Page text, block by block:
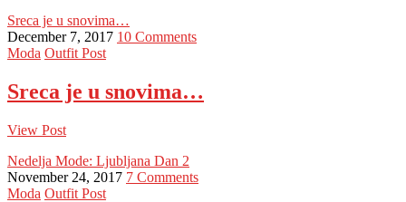
Sreca je u snovima…
December 7, 2017 10 Comments
Moda Outfit Post
Sreca je u snovima…
View Post
Nedelja Mode: Ljubljana Dan 2
November 24, 2017 7 Comments
Moda Outfit Post